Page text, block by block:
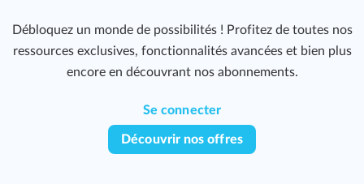
Débloquez un monde de possibilités ! Profitez de toutes nos
ressources exclusives, fonctionnalités avancées et bien plus
encore en découvrant nos abonnements.
Se connecter
Découvrir nos offres